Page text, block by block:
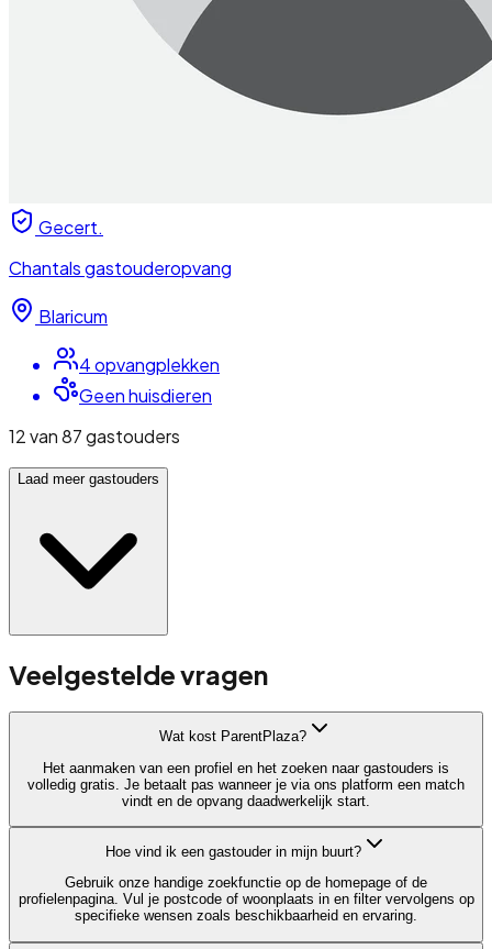
Gecert.
Chantals gastouderopvang
Blaricum
4opvangplekken
Geen huisdieren
12van87gastouders
Laad meer gastouders
Veelgestelde vragen
Wat kost ParentPlaza?
Het aanmaken van een profiel en het zoeken naar gastouders is
volledig gratis. Je betaalt pas wanneer je via ons platform een match
vindt en de opvang daadwerkelijk start.
Hoe vind ik een gastouder in mijn buurt?
Gebruik onze handige zoekfunctie op de homepage of de
profielenpagina. Vul je postcode of woonplaats in en filter vervolgens op
specifieke wensen zoals beschikbaarheid en ervaring.